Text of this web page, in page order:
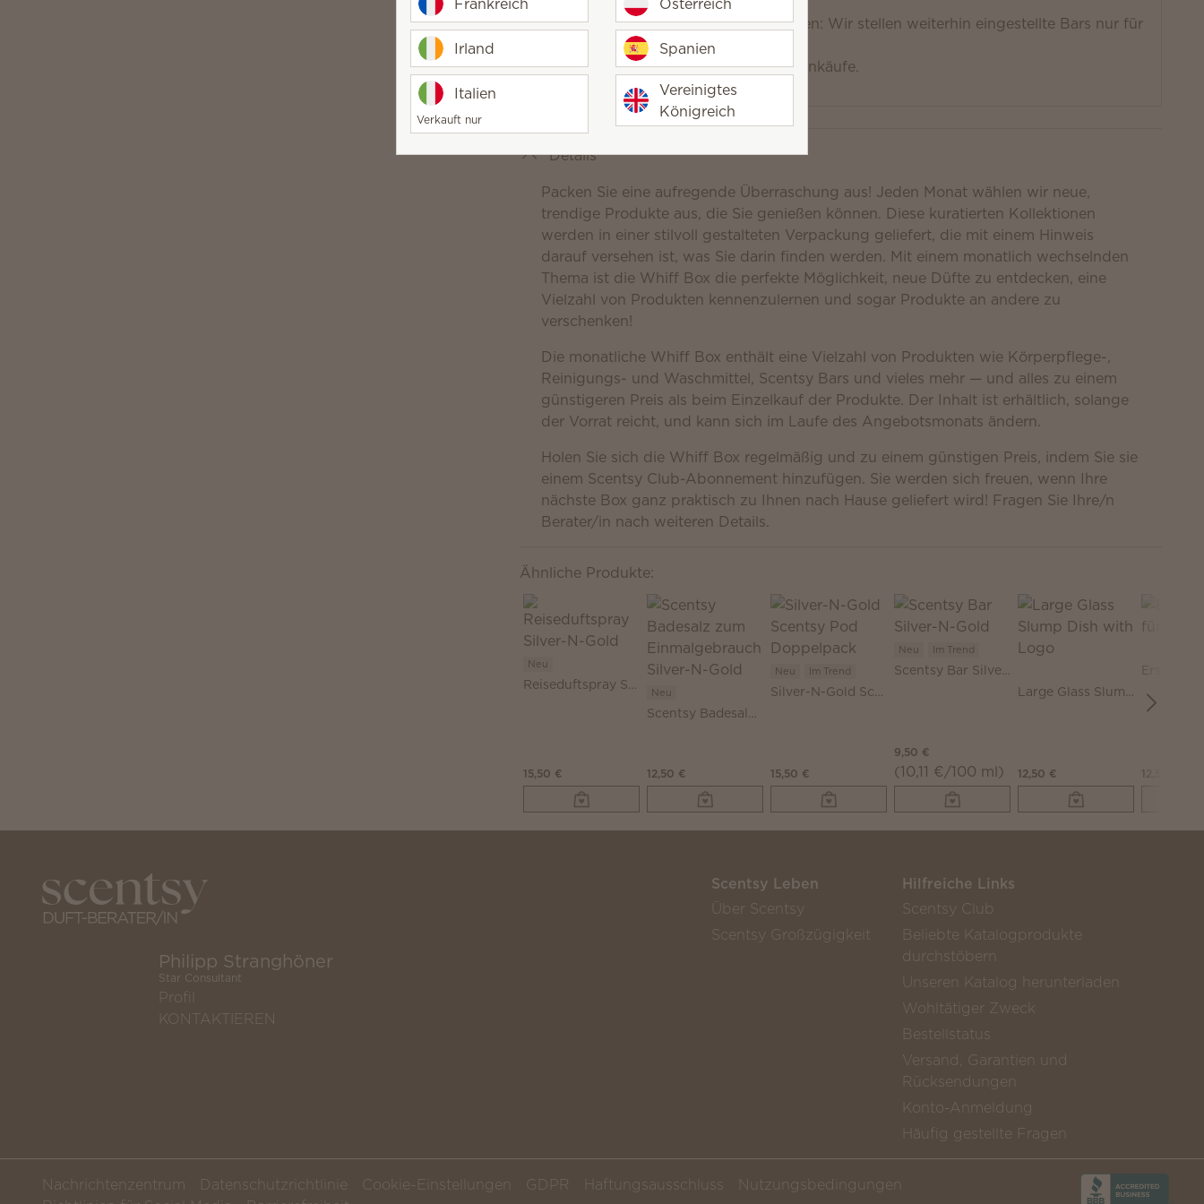
Immer meinen Lieblingsbar erhalten: Wir stellen weiterhin eingestellte Bars nur für
Sammeln Sie Punkte für weitere Einkäufe.
Details
Packen Sie eine aufregende Überraschung aus! Jeden Monat wählen wir neue,
trendige Produkte aus, die Sie genießen können. Diese kuratierten Kollektionen
werden in einer stilvoll gestalteten Verpackung geliefert, die mit einem Hinweis
darauf versehen ist, was Sie darin finden werden. Mit einem monatlich wechselnden
Thema ist die Whiff Box die perfekte Möglichkeit, neue Düfte zu entdecken, eine
Vielzahl von Produkten kennenzulernen und sogar Produkte an andere zu
verschenken!
Die monatliche Whiff Box enthält eine Vielzahl von Produkten wie Körperpflege-,
Reinigungs- und Waschmittel, Scentsy Bars und vieles mehr — und alles zu einem
günstigeren Preis als beim Einzelkauf der Produkte. Der Inhalt ist erhältlich, solange
der Vorrat reicht, und kann sich im Laufe des Angebotsmonats ändern.
Holen Sie sich die Whiff Box regelmäßig und zu einem günstigen Preis, indem Sie sie
einem Scentsy Club-Abonnement hinzufügen. Sie werden sich freuen, wenn Ihre
nächste Box ganz praktisch zu Ihnen nach Hause geliefert wird! Fragen Sie Ihre/n
Berater/in nach weiteren Details.
Ähnliche Produkte:
Neu
Reiseduftspray Silver-N-Gold
15,50 €
Neu
Scentsy Badesalz zum Einmalgebrauch Silver-N-Gold
12,50 €
Neu Im Trend
Silver-N-Gold Scentsy Pod Doppelpack
15,50 €
Neu Im Trend
Scentsy Bar Silver-N-Gold
9,50 €
(10,11 €/100 ml)
Large Glass Slump Dish with Logo
12,50 € 12,50 €
Philipp Stranghöner
Star Consultant
Profil
KONTAKTIEREN
Scentsy Leben
Über Scentsy
Scentsy Großzügigkeit
Hilfreiche Links
Scentsy Club
Beliebte Katalogprodukte
durchstöbern
Unseren Katalog herunterladen
Wohltätiger Zweck
Bestellstatus
Versand, Garantien und
Rücksendungen
Konto-Anmeldung
Häufig gestellte Fragen
Nachrichtenzentrum Datenschutzrichtlinie Cookie-Einstellungen GDPR Haftungsausschluss
Nutzungsbedingungen
Irland
Italien
Verkauft nur
Spanien
Vereinigtes
Königreich